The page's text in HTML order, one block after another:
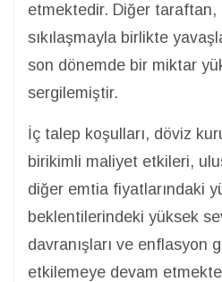
etmektedir. Diğer
sıkılaşmayla birlikte
son dönemde bir miktar
sergilemiştir.
İç talep koşulları, döviz
birikimli maliyet etkileri,
diğer emtia fiyatlarındaki
beklentilerindeki yüksek
davranışları ve enflasyon
etkilemeye devam